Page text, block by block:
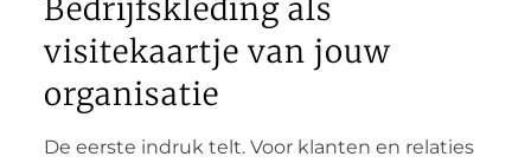
Bedrijfskleding als
visitekaartje van jouw
organisatie
De eerste indruk telt. Voor klanten en relaties